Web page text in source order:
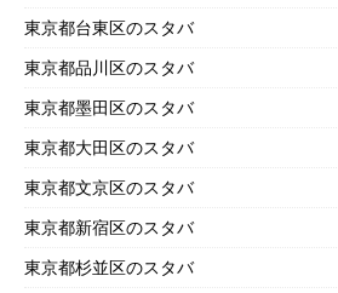
東京都台東区のスタバ
東京都品川区のスタバ
東京都墨田区のスタバ
東京都大田区のスタバ
東京都文京区のスタバ
東京都新宿区のスタバ
東京都杉並区のスタバ